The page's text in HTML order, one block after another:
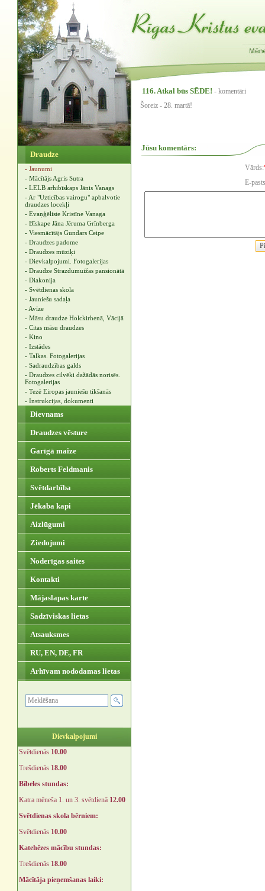
Draudze
- Jaunumi
- Mācītājs Agris Sutra
- LELB arhibīskaps Jānis Vanags
- Ar "Uzticības vairogu" apbalvotie
draudzes locekļi
- Evaņģēliste Kristīne Vanaga
- Bīskape Jāna Jēruma Grīnberga
- Viesmācītājs Gundars Ceipe
- Draudzes padome
- Draudzes mūziķi
- Dievkalpojumi. Fotogalerijas
- Draudze Strazdumuižas pansionātā
- Diakonija
- Svētdienas skola
- Jauniešu sadaļa
- Avīze
- Māsu draudze Holckirhenā, Vācijā
- Citas māsu draudzes
- Kino
- Izstādes
- Talkas. Fotogalerijas
- Sadraudzības galds
- Draudzes cilvēki dažādās norisēs.
Fotogalerijas
- Tezē Eiropas jauniešu tikšanās
- Instrukcijas, dokumenti
Dievnams
Draudzes vēsture
Garīgā maize
Roberts Feldmanis
Svētdarbība
Jēkaba kapi
Aizlūgumi
Ziedojumi
Noderīgas saites
Kontakti
Mājaslapas karte
Sadzīviskas lietas
Atsauksmes
RU, EN, DE, FR
Arhīvam nododamas lietas
Dievkalpojumi
Svētdienās 10.00
Trešdienās 18.00
Bībeles stundas:
Katra mēneša 1. un 3. svētdienā 12.00
Svētdienas skola bērniem:
Svētdienās 10.00
Katehēzes mācību stundas:
Trešdienās 18.00
Mācītāja pieņemšanas laiki:
116. Atkal būs SĒDE! - komentāri
Šoreiz - 28. martā!
Jūsu komentārs:
Vārds:
E-